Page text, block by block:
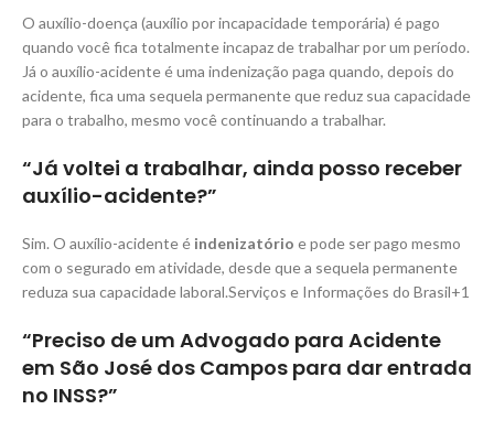
O auxílio-doença (auxílio por incapacidade temporária) é pago
quando você fica totalmente incapaz de trabalhar por um período.
Já o auxílio-acidente é uma indenização paga quando, depois do
acidente, fica uma sequela permanente que reduz sua capacidade
para o trabalho, mesmo você continuando a trabalhar.
“Já voltei a trabalhar, ainda posso receber
auxílio-acidente?”
Sim. O auxílio-acidente é indenizatório e pode ser pago mesmo
com o segurado em atividade, desde que a sequela permanente
reduza sua capacidade laboral.Serviços e Informações do Brasil+1
“Preciso de um Advogado para Acidente
em São José dos Campos para dar entrada
no INSS?”